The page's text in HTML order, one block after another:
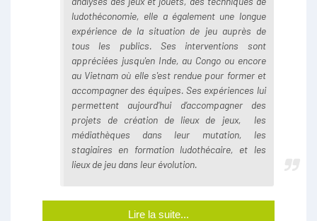
ludothéconomie, elle a également une longue
expérience de la situation de jeu auprès de
tous les publics. Ses interventions sont
appréciées jusqu'en Inde, au Congo ou encore
au Vietnam où elle s'est rendue pour former et
accompagner des équipes. Ses expériences lui
permettent aujourd’hui d’accompagner des
projets de création de lieux de jeux, les
médiathèques dans leur mutation, les
stagiaires en formation ludothécaire, et les
lieux de jeu dans leur évolution.
Lire la suite...